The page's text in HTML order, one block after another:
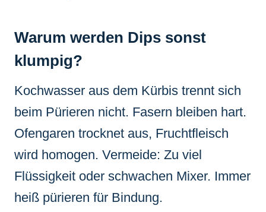
Warum werden Dips sonst
klumpig?
Kochwasser aus dem Kürbis trennt sich
beim Pürieren nicht. Fasern bleiben hart.
Ofengaren trocknet aus, Fruchtfleisch
wird homogen. Vermeide: Zu viel
Flüssigkeit oder schwachen Mixer. Immer
heiß pürieren für Bindung.